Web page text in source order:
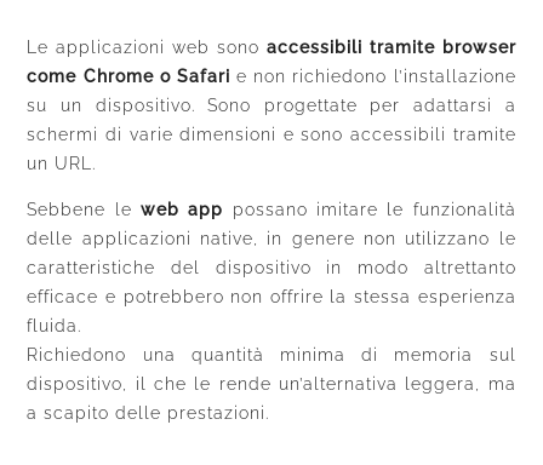
Le applicazioni web sono accessibili tramite browser
come Chrome o Safari e non richiedono l’installazione
su un dispositivo. Sono progettate per adattarsi a
schermi di varie dimensioni e sono accessibili tramite
un URL.
Sebbene leweb app possano imitare le funzionalità
delle applicazioni native, in genere non utilizzano le
caratteristiche del dispositivo in modo altrettanto
efficace e potrebbero non offrire la stessa esperienza
fluida.
Richiedono una quantità minima di memoria sul
dispositivo, il che le rende un’alternativa leggera, ma
a scapito delle prestazioni.